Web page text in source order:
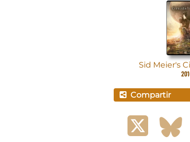
Sid Meier's
Compartir